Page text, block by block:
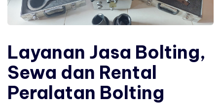
Layanan Jasa Bolting,
Sewa dan Rental
Peralatan Bolting